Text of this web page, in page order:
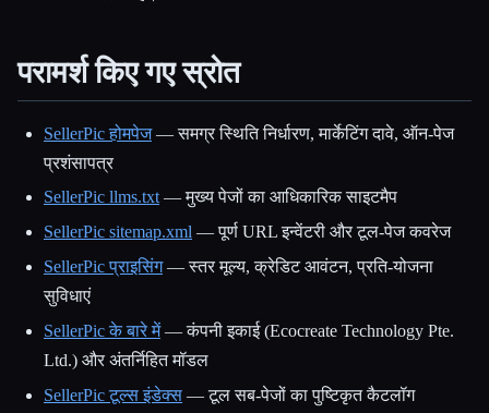
परामर्श किए गए स्रोत
SellerPic होमपेज— समग्र स्थिति निर्धारण, मार्केटिंग दावे, ऑन-पेज
प्रशंसापत्र
SellerPic llms.txt— मुख्य पेजों का आधिकारिक साइटमैप
SellerPic sitemap.xml — पूर्ण URL इन्वेंटरी और टूल-पेज कवरेज
SellerPic प्राइसिंग— स्तर मूल्य, क्रेडिट आवंटन, प्रति-योजना
सुविधाएं
SellerPic के बारे में— कंपनी इकाई (Ecocreate Technology Pte.
Ltd.) और अंतर्निहित मॉडल
SellerPic टूल्स इंडेक्स — टूल सब-पेजों का पुष्टिकृत कैटलॉग